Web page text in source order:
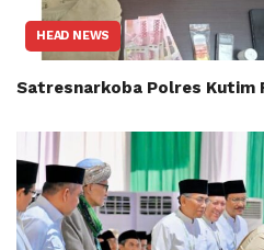
HEAD NEWS
Satresnarkoba Polres Kutim